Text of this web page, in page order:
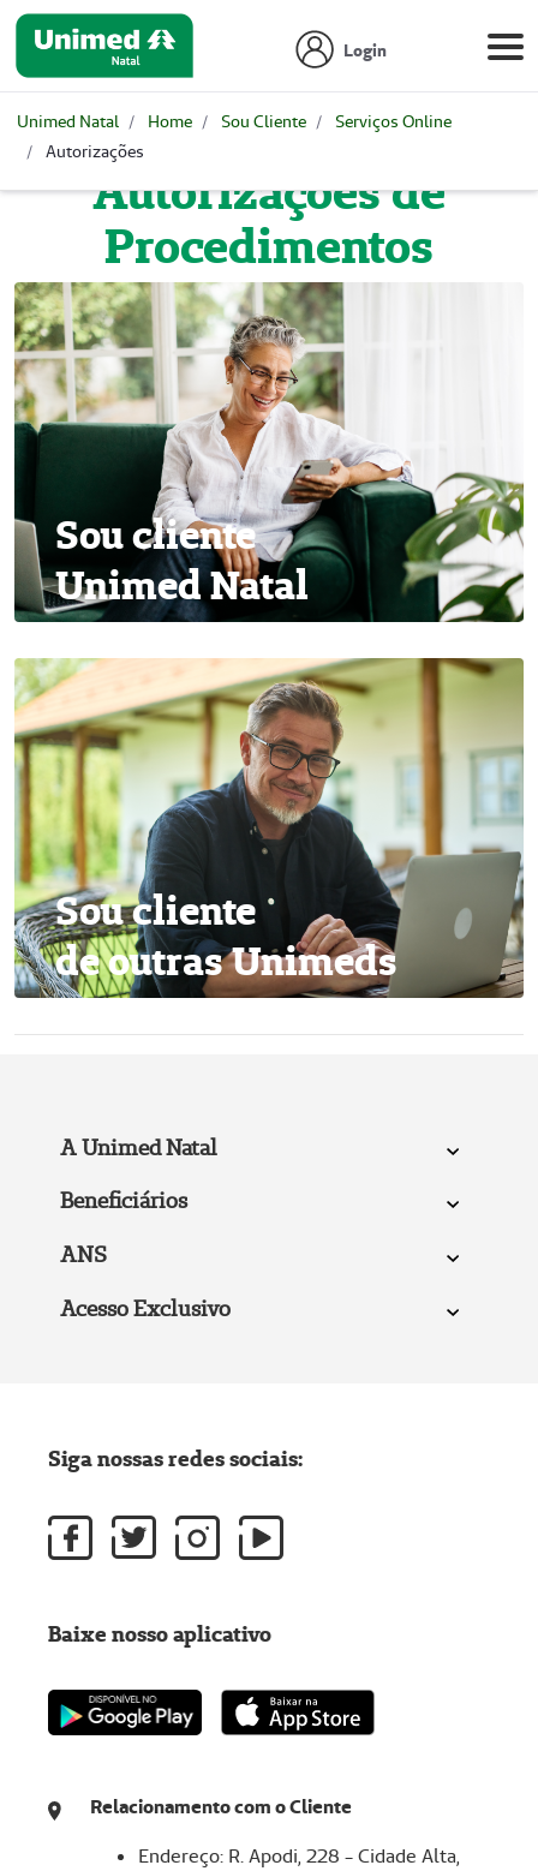
Login
Unimed Natal Home Sou Cliente
Serviços Online
Autorizações
Autorizações de
Procedimentos
Sou cliente
Unimed Natal
Sou cliente
de outras Unimeds
A Unimed Natal
Beneficiários
ANS
Acesso Exclusivo
Relacionamento com o Cliente
Endereço: R. Apodi, 228 - Cidade Alta,
Siga nossas redes sociais:
Baixe nosso aplicativo